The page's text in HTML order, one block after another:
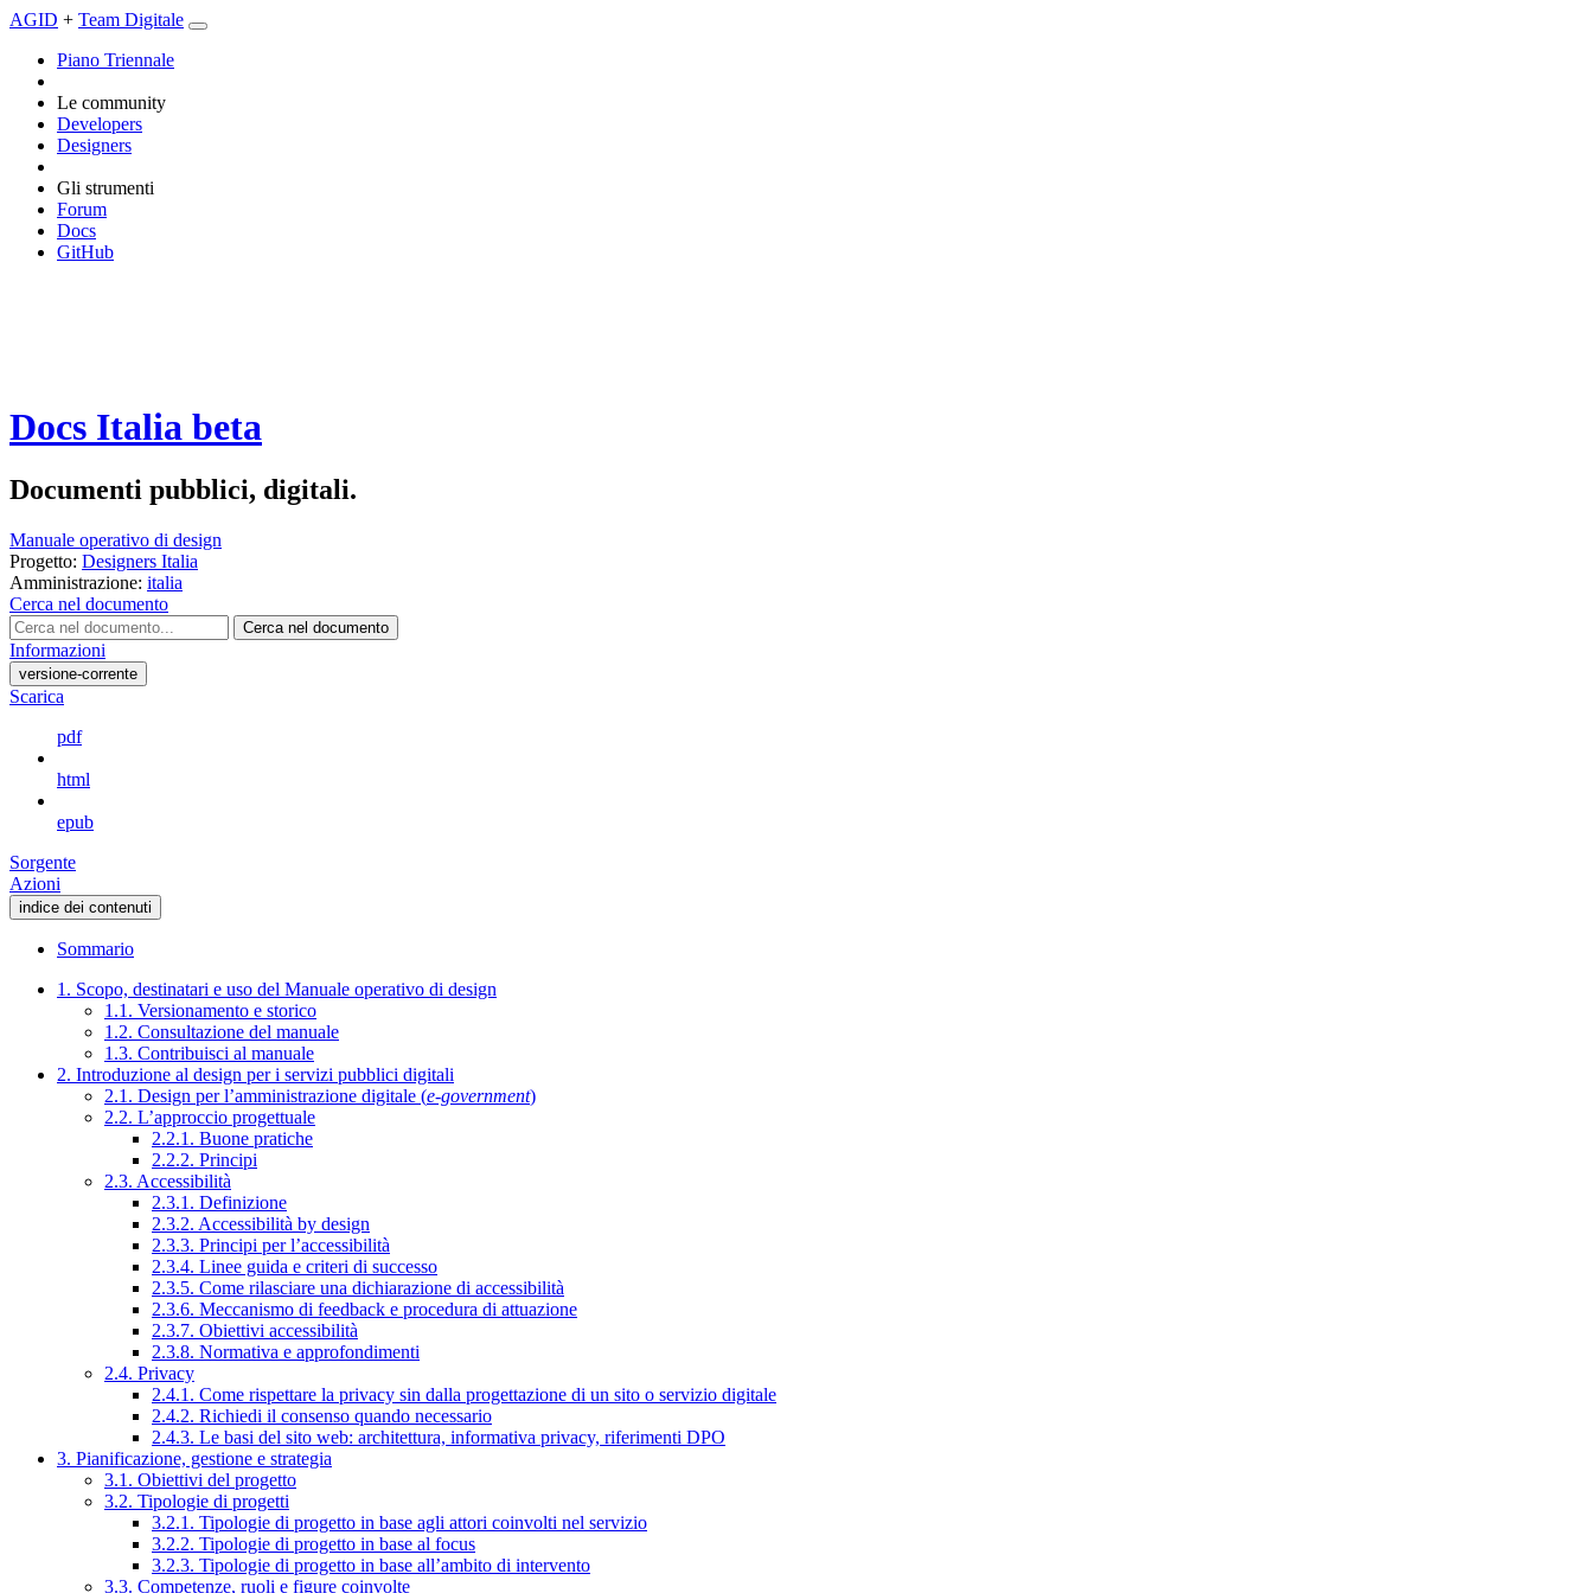
AGID + Team Digitale
Piano Triennale
Le community
Developers
Designers
Gli strumenti
Forum
Docs
GitHub
Docs Italia beta
Documenti pubblici, digitali.
Manuale operativo di design
Progetto: Designers Italia
Amministrazione: italia
Cerca nel documento
Cerca nel documento
Informazioni
versione-corrente
Scarica
pdf
html
epub
Sorgente
Azioni
indice dei contenuti
Sommario
1. Scopo, destinatari e uso del Manuale operativo di design
1.1. Versionamento e storico
1.2. Consultazione del manuale
1.3. Contribuisci al manuale
2. Introduzione al design per i servizi pubblici digitali
2.1. Design per l’amministrazione digitale (e-government)
2.2. L’approccio progettuale
2.2.1. Buone pratiche
2.2.2. Principi
2.3. Accessibilità
2.3.1. Definizione
2.3.2. Accessibilità by design
2.3.3. Principi per l’accessibilità
2.3.4. Linee guida e criteri di successo
2.3.5. Come rilasciare una dichiarazione di accessibilità
2.3.6. Meccanismo di feedback e procedura di attuazione
2.3.7. Obiettivi accessibilità
2.3.8. Normativa e approfondimenti
2.4. Privacy
2.4.1. Come rispettare la privacy sin dalla progettazione di un sito o servizio digitale
2.4.2. Richiedi il consenso quando necessario
2.4.3. Le basi del sito web: architettura, informativa privacy, riferimenti DPO
3. Pianificazione, gestione e strategia
3.1. Obiettivi del progetto
3.2. Tipologie di progetti
3.2.1. Tipologie di progetto in base agli attori coinvolti nel servizio
3.2.2. Tipologie di progetto in base al focus
3.2.3. Tipologie di progetto in base all’ambito di intervento
3.3. Competenze, ruoli e figure coinvolte